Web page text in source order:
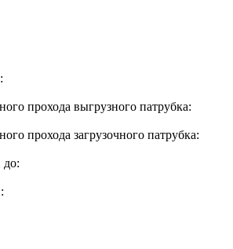
прохода выгрузного патрубка:
прохода загрузочного патрубка:
до: